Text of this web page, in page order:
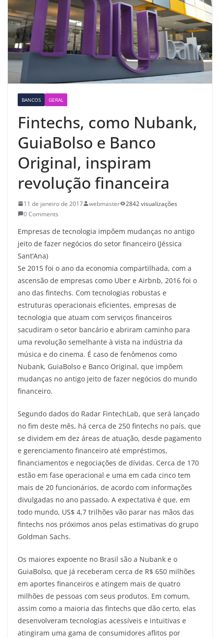
BANCOS GERAL
Fintechs, como Nubank,
GuiaBolso e Banco
Original, inspiram
revolução financeira
11 de janeiro de 2017 webmaster
2842 visualizações
0 Comments
Empresas de tecnologia impõem mudanças no antigo
jeito de fazer negócios do setor financeiro (Jéssica
Sant’Ana)
Se 2015 foi o ano da economia compartilhada, com a
ascensão de empresas como Uber e Airbnb, 2016 foi o
ano das fintechs. Com tecnologias robustas e
estruturas operacionais eficientes, empresas de
tecnologia que atuam com serviços financeiros
sacudiram o setor bancário e abriram caminho para
uma revolução semelhante à vista na indústria da
música e do cinema. É caso de fenômenos como
Nubank, GuiaBolso e Banco Original, que impõem
mudanças no antigo jeito de fazer negócios do mundo
financeiro.
Segundo dados do Radar FintechLab, que será lançado
no fim deste mês, há cerca de 250 fintechs no país, que
se dividem em dez áreas de atuação, desde pagamento
e gerenciamento financeiro até empréstimos,
financiamentos e negociações de dívidas. Cerca de 170
estão em fase operacional e uma em cada cinco tem
mais de 20 funcionários, de acordo com informações
divulgadas no ano passado. A expectativa é que, em
todo mundo, US$ 4,7 trilhões vão parar nas mãos das
fintechs nos próximos anos pelas estimativas do grupo
Goldman Sachs.
Os maiores expoente no Brasil são a Nubank e o
GuiaBolso, que já receberam cerca de R$ 650 milhões
em aportes financeiros e atingem mais de quatro
milhões de pessoas com seus produtos. Em comum,
assim como a maioria das fintechs que dão certo, elas
desenvolveram tecnologias acessíveis e intuitivas e
atingiram uma gama de consumidores aflitos por